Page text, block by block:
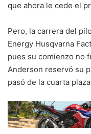
que ahora le cede el
Pero, la carrera del
Energy Husqvarna
pues su comienzo no
Anderson reservó su
pasó de la cuarta